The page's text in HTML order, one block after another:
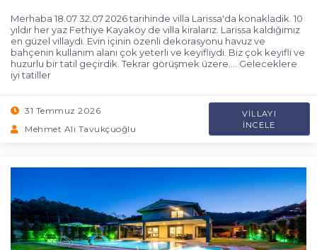
Merhaba 18.07 32.07 2026 tarihinde villa Larissa'da konakladik. 10
yıldır her yaz Fethiye Kayaköy de villa kiralarız. Larissa kaldığımız
en güzel villaydi. Evin içinin özenli dekorasyonu havuz ve
bahçenin kullanım alanı çok yeterli ve keyifliydi. Biz çok keyifli ve
huzurlu bir tatil geçirdik. Tekrar görüşmek üzere.... Geleceklere
iyi tatiller
31 Temmuz 2026
Mehmet Ali Tavukçuoğlu
VILLAYI
İNCELE